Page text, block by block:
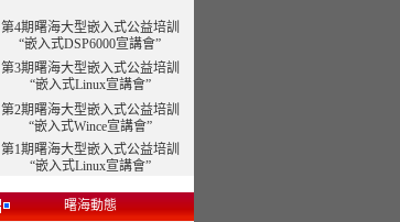
第4期曙海大型嵌入式公益培訓
“嵌入式DSP6000宣講會”
第3期曙海大型嵌入式公益培訓
“嵌入式Linux宣講會”
第2期曙海大型嵌入式公益培訓
“嵌入式Wince宣講會”
第1期曙海大型嵌入式公益培訓
“嵌入式Linux宣講會”
曙海動態